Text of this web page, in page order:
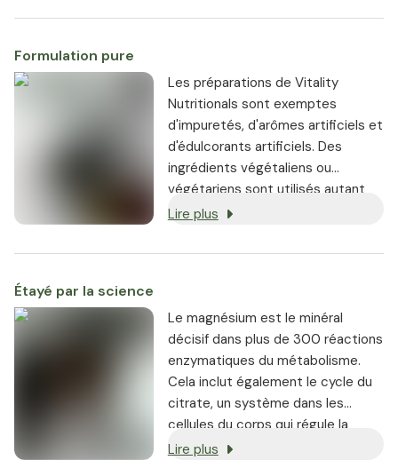
niveau d'énergie. Le malate de
pour les personnes souffrant de
fibromyalgie et du syndrome de
fatigue chronique. Il peut aider à
soulager leurs symptômes.
Formulation pure
Les préparations de Vitality
Nutritionals sont exemptes
d'impuretés, d'arômes artificiels et
d'édulcorants artificiels. Des
ingrédients végétaliens ou
végétariens sont utilisés autant
que possible, et chaque produit
Lire plus
Étayé par la science
Le magnésium est le minéral
décisif dans plus de 300 réactions
enzymatiques du métabolisme.
Cela inclut également le cycle du
citrate, un système dans les
cellules du corps qui régule la
production d'énergie dans le corps.
Lire plus